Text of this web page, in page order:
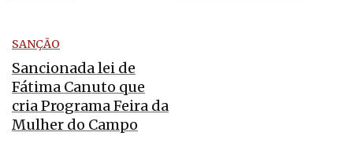
SANÇÃO
Sancionada lei de
Fátima Canuto que
cria Programa Feira da
Mulher do Campo